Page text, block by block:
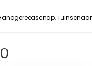
,Tuinschaar